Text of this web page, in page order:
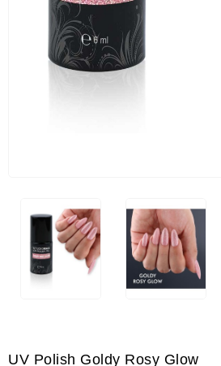
UV Polish Goldy Rosy Glow